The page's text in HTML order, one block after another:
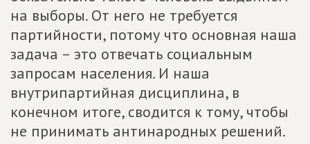
на выборы. От него не требуется
партийности, потому что основная наша
задача – это отвечать социальным
запросам населения. И наша
внутрипартийная дисциплина, в
конечном итоге, сводится к тому, чтобы
не принимать антинародных решений.